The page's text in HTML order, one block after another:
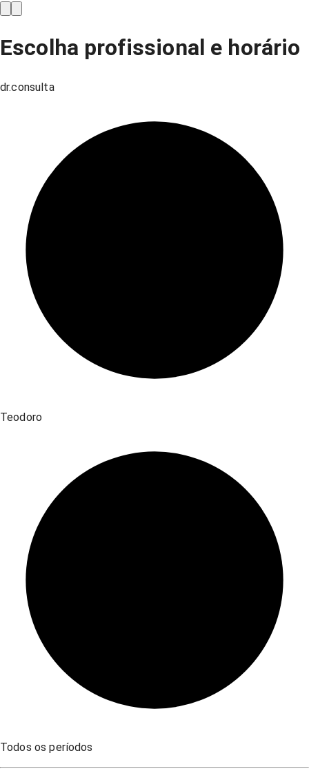
Escolha profissional e horário
dr.consulta
Teodoro
Todos os períodos